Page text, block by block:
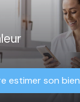
estimer son bien